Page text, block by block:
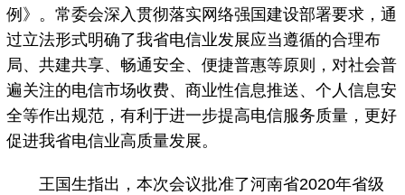
例》。常委会深入贯彻落实网络强国建设部署要求，通
过立法形式明确了我省电信业发展应当遵循的合理布
局、共建共享、畅通安全、便捷普惠等原则，对社会普
遍关注的电信市场收费、商业性信息推送、个人信息安
全等作出规范，有利于进一步提高电信服务质量，更好
促进我省电信业高质量发展。
王国生指出，本次会议批准了河南省2020年省级